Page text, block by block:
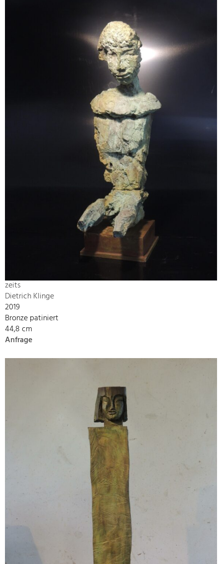
zeits
Dietrich Klinge
2019
Bronze patiniert
44,8 cm
Anfrage